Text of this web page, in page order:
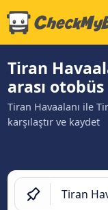
Tiran
arası otobüs
Tiran Havaalanı ile
karşılaştır ve kaydet